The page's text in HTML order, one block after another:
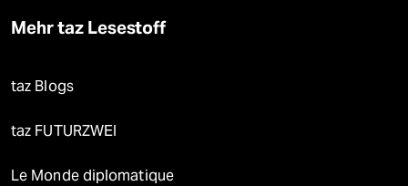
Mehr taz Lesestoff
taz Blogs
taz FUTURZWEI
Le Monde diplomatique